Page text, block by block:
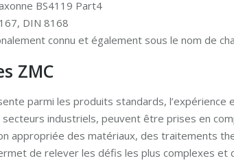
BS4119 Part4
DIN 8168
connu et également sous le nom de
ZMC
parmi les produits standards,
industriels, peuvent être prises en
appropriée des matériaux, des traitements
de relever les défis les plus complexes et